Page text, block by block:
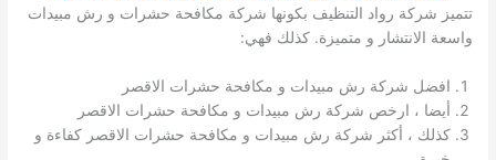
تتميز شركة رواد التنظيف بكونها شركة مكافحة حشرات و رش مبيدات
واسعة الانتشار و متميزة. كذلك فهي:
افضل شركة رش مبيدات و مكافحة حشرات الاقصر
أيضا ، ارخص شركة رش مبيدات و مكافحة حشرات الاقصر
كذلك ، أكثر شركة رش مبيدات و مكافحة حشرات الاقصر كفاءة و